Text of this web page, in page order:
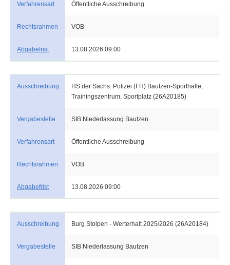
Verfahrensart Öffentliche Ausschreibung
Rechtsrahmen VOB
Abgabefrist 13.08.2026 09:00
Ausschreibung
HS der Sächs. Polizei (FH) Bautzen-Sporthalle,
Trainingszentrum, Sportplatz (26A20185)
Vergabestelle SIB Niederlassung Bautzen
Verfahrensart Öffentliche Ausschreibung
Rechtsrahmen VOB
Abgabefrist 13.08.2026 09:00
Ausschreibung Burg Stolpen - Werterhalt 2025/2026 (26A20184)
Vergabestelle SIB Niederlassung Bautzen